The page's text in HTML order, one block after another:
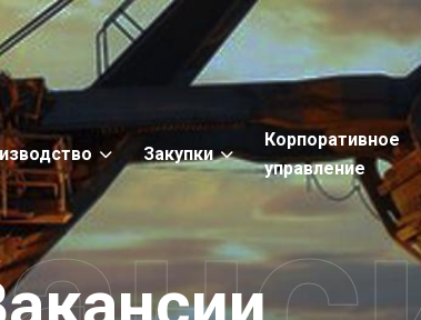
Закупки
Корпоративное
управление